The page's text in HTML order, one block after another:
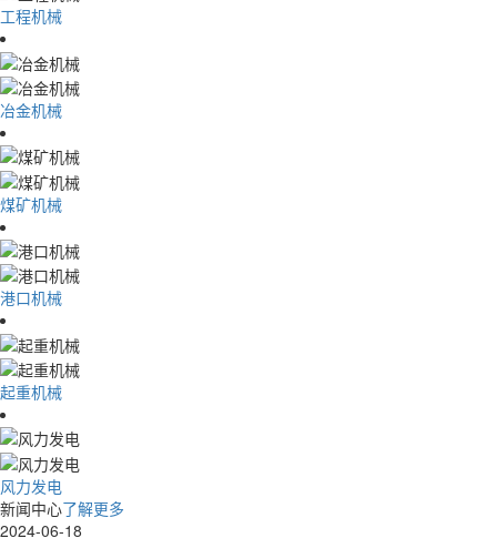
工程机械
冶金机械
煤矿机械
港口机械
起重机械
风力发电
新闻中心了解更多
2024-06-18